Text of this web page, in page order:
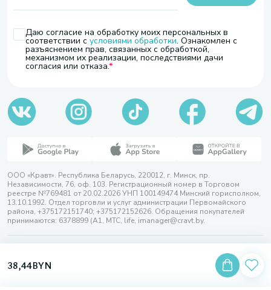
38,44BYN
Даю согласие на обработку моих персональных в
соответствии с условиями обработки. Ознакомлен с
разъяснением прав, связанных с обработкой,
механизмом их реализации, последствиями дачи
согласия или отказа.
ООО «Кравт». Республика Беларусь, 220012, г. Минск, пр.
Независимости, 76, оф. 103. Регистрационный номер в Торговом
реестре №769481 от 20.02.2026 УНП 100149474 Минский горисполком,
13.10.1992. Отдел торговли и услуг администрации Первомайского
района, +375172151740; +375172152626. Обращения покупателей
принимаются: 6378899 (А1, МТС, life, imanager@cravt.by.
Разработка сайта — SLAM
Выбор настроек Cookie